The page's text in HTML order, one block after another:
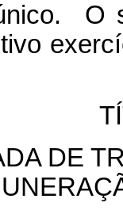
O
DE